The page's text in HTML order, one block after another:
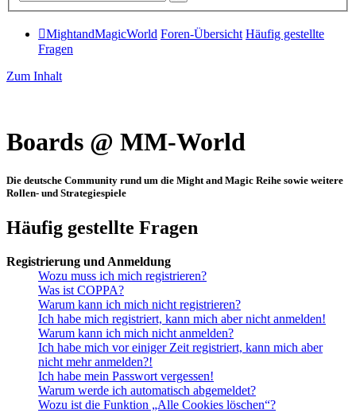
MightandMagicWorld Foren-Übersicht Häufig gestellte
Fragen
Zum Inhalt
Boards @ MM-World
Die deutsche Community rund um die Might and Magic Reihe sowie weitere
Rollen- und Strategiespiele
Häufig gestellte Fragen
Registrierung und Anmeldung
Wozu muss ich mich registrieren?
Was ist COPPA?
Warum kann ich mich nicht registrieren?
Ich habe mich registriert, kann mich aber nicht anmelden!
Warum kann ich mich nicht anmelden?
Ich habe mich vor einiger Zeit registriert, kann mich aber
nicht mehr anmelden?!
Ich habe mein Passwort vergessen!
Warum werde ich automatisch abgemeldet?
Wozu ist die Funktion „Alle Cookies löschen“?